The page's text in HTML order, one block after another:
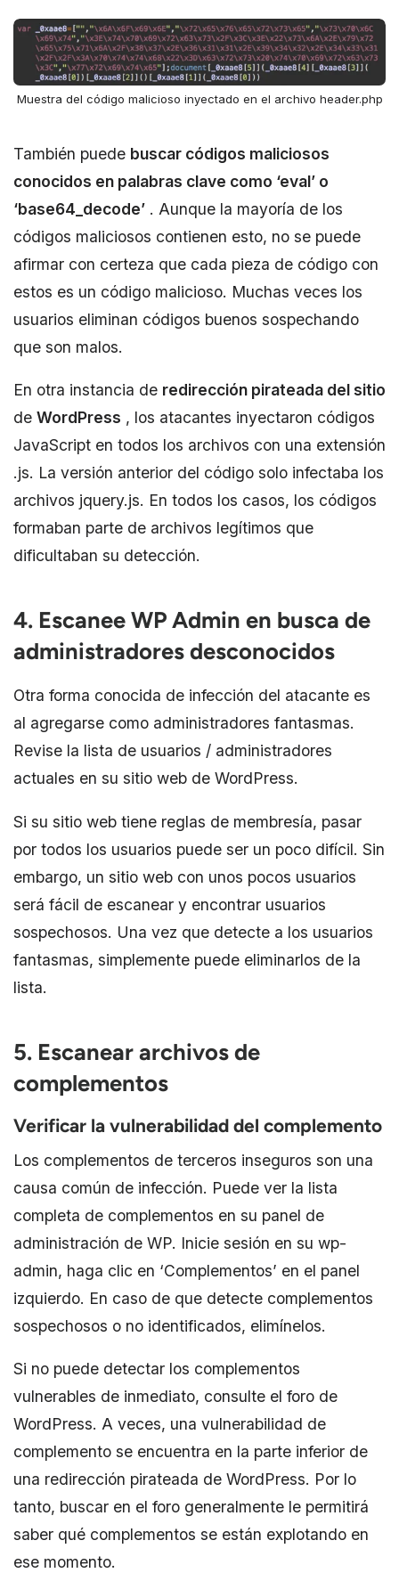
Muestra del código malicioso inyectado en el archivo header.php
También puede buscar códigos maliciosos
conocidos en palabras clave como ‘eval’ o
‘base64_decode’ . Aunque la mayoría de los
códigos maliciosos contienen esto, no se puede
afirmar con certeza que cada pieza de código con
estos es un código malicioso. Muchas veces los
usuarios eliminan códigos buenos sospechando
que son malos.
En otra instancia de redirección pirateada del sitio
de WordPress , los atacantes inyectaron códigos
JavaScript en todos los archivos con una extensión
.js. La versión anterior del código solo infectaba los
archivos jquery.js. En todos los casos, los códigos
formaban parte de archivos legítimos que
dificultaban su detección.
4. Escanee WP Admin en busca de
administradores desconocidos
Otra forma conocida de infección del atacante es
al agregarse como administradores fantasmas.
Revise la lista de usuarios / administradores
actuales en su sitio web de WordPress.
Si su sitio web tiene reglas de membresía, pasar
por todos los usuarios puede ser un poco difícil. Sin
embargo, un sitio web con unos pocos usuarios
será fácil de escanear y encontrar usuarios
sospechosos. Una vez que detecte a los usuarios
fantasmas, simplemente puede eliminarlos de la
lista.
5. Escanear archivos de
complementos
Verificar la vulnerabilidad del complemento
Los complementos de terceros inseguros son una
causa común de infección. Puede ver la lista
completa de complementos en su panel de
administración de WP. Inicie sesión en su wp-
admin, haga clic en ‘Complementos’ en el panel
izquierdo. En caso de que detecte complementos
sospechosos o no identificados, elimínelos.
Si no puede detectar los complementos
vulnerables de inmediato, consulte el foro de
WordPress. A veces, una vulnerabilidad de
complemento se encuentra en la parte inferior de
una redirección pirateada de WordPress. Por lo
tanto, buscar en el foro generalmente le permitirá
saber qué complementos se están explotando en
ese momento.